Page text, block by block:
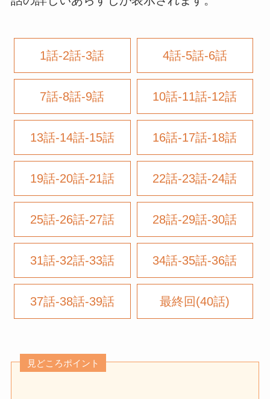
1話-2話-3話 4話-5話-6話
7話-8話-9話 10話-11話-12話
13話-14話-15話 16話-17話-18話
19話-20話-21話 22話-23話-24話
25話-26話-27話 28話-29話-30話
31話-32話-33話 34話-35話-36話
37話-38話-39話 最終回(40話)
見どころポイント